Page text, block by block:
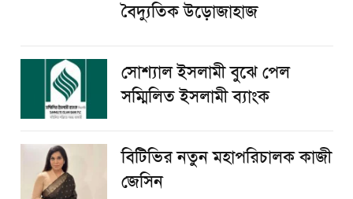
বৈদ্যুতিক উড়োজাহাজ
সোশ্যাল ইসলামী বুঝে পেল
সম্মিলিত ইসলামী ব্যাংক
বিটিভির নতুন মহাপরিচালক কাজী
জেসিন